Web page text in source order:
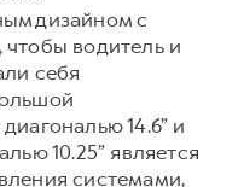
дизайном с
водитель и
себя
14.6” и
10.25” является
системами,